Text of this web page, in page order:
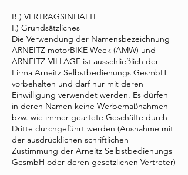
B.) VERTRAGSINHALTE
I.) Grundsätzliches
Die Verwendung der Namensbezeichnung
ARNEITZ motorBIKE Week (AMW) und
ARNEITZ-VILLAGE ist ausschließlich der
Firma Arneitz Selbstbedienungs GesmbH
vorbehalten und darf nur mit deren
Einwilligung verwendet werden. Es dürfen
in deren Namen keine Werbemaßnahmen
bzw. wie immer geartete Geschäfte durch
Dritte durchgeführt werden (Ausnahme mit
der ausdrücklichen schriftlichen
Zustimmung der Arneitz Selbstbedienungs
GesmbH oder deren gesetzlichen Vertreter)